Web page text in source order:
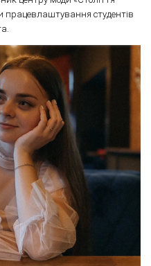
працевлаштування студентів